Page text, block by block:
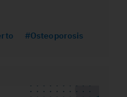
#Osteoporosis